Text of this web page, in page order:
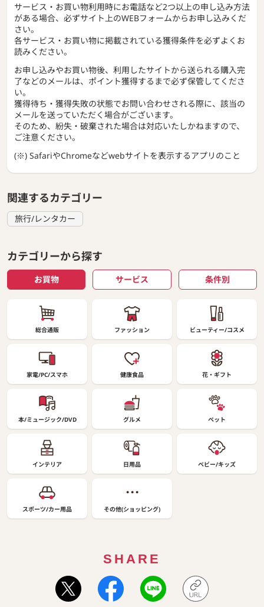
サービス・お買い物利用時にお電話など2つ以上の申し込み方法
がある場合、必ずサイト上のWEBフォームからお申し込みくだ
さい。
各サービス・お買い物に掲載されている獲得条件を必ずよくお
読みください。
お申し込みやお買い物後、利用したサイトから送られる購入完
了などのメールは、ポイント獲得するまで必ず保管してくださ
い。
獲得待ち・獲得失敗の状態でお問い合わせされる際に、該当の
メールを送っていただく場合がございます。
そのため、紛失・破棄された場合は対応いたしかねますので、
ご注意ください。
(※) SafariやChromeなどwebサイトを表示するアプリのこと
関連するカテゴリー
旅行/レンタカー
カテゴリーから探す
お買物 サービス 条件別
総合通販 ファッション ビューティー/コスメ
家電/PC/スマホ 健康食品 花・ギフト
本/ミュージック/DVD グルメ ペット
インテリア 日用品 ベビー/キッズ
スポーツ/カー用品 その他(ショッピング)
SHARE